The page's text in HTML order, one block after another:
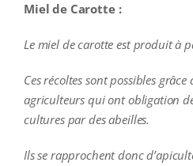
Miel de Carotte :
Le miel de carotte est produit à
Ces récoltes sont possibles
agriculteurs qui ont obligation
cultures par des abeilles.
Ils se rapprochent donc